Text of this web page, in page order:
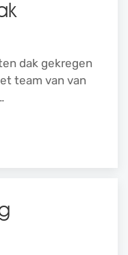
dak gekregen
team van van